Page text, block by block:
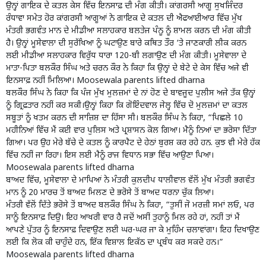
ਉਨ੍ਹਾਂ ਗਾਇਕ ਦੇ ਕਤਲ ਕੇਸ ਵਿੱਚ ਇਨਸਾਫ਼ ਦੀ ਮੰਗ ਕੀਤੀ। ਕਾਂਗਰਸੀ ਆਗੂ ਸੁਖਜਿੰਦਰ
ਰੰਧਾਵਾ ਸਮੇਤ ਹੋਰ ਕਾਂਗਰਸੀ ਆਗੂਆਂ ਨੇ ਗਾਇਕ ਦੇ ਕਤਲ ਦੀ ਐਫਆਈਆਰ ਵਿੱਚ ਮੁੱਖ
ਮੰਤਰੀ ਭਗਵੰਤ ਮਾਨ ਦੇ ਮੀਡੀਆ ਸਲਾਹਕਾਰ ਬਲਤੇਜ ਪੰਨੂ ਨੂੰ ਸ਼ਾਮਲ ਕਰਨ ਦੀ ਮੰਗ ਕੀਤੀ
ਹੈ। ਉਨ੍ਹਾਂ ਮੂਸੇਵਾਲਾ ਦੀ ਸੁਰੱਖਿਆ ਨੂੰ ਘਟਾਉਣ ਬਾਰੇ ਕਥਿਤ ਤੌਰ ‘ਤੇ ਜਾਣਕਾਰੀ ਲੀਕ ਕਰਨ
ਲਈ ਮੀਡੀਆ ਸਲਾਹਕਾਰ ਵਿਰੁੱਧ ਧਾਰਾ 120-ਬੀ ਲਗਾਉਣ ਦੀ ਮੰਗ ਕੀਤੀ। ਮੂਸੇਵਾਲਾ ਦੇ
ਮਾਤਾ-ਪਿਤਾ ਬਲਕੌਰ ਸਿੰਘ ਅਤੇ ਚਰਨ ਕੌਰ ਨੇ ਕਿਹਾ ਕਿ ਉਨ੍ਹਾਂ ਦੇ ਬੇਟੇ ਦੇ ਕੇਸ ਵਿੱਚ ਅਜੇ ਵੀ
ਇਨਸਾਫ਼ ਨਹੀਂ ਮਿਲਿਆ। Moosewala parents lifted dharna
ਬਲਕੌਰ ਸਿੰਘ ਨੇ ਕਿਹਾ ਕਿ ਪੰਜ ਮੁੱਖ ਮੁਲਜ਼ਮਾਂ ਦੇ ਨਾਂ ਹੋਣ ਦੇ ਬਾਵਜੂਦ ਪੁਲੀਸ ਅਜੇ ਤੱਕ ਉਨ੍ਹਾਂ
ਨੂੰ ਗ੍ਰਿਫ਼ਤਾਰ ਨਹੀਂ ਕਰ ਸਕੀ।ਉਨ੍ਹਾਂ ਕਿਹਾ ਕਿ ਗੋਇੰਦਵਾਲ ਜੇਲ੍ਹ ਵਿੱਚ ਦੋ ਮੁਲਜ਼ਮਾਂ ਦਾ ਕਤਲ
ਸਬੂਤਾਂ ਨੂੰ ਖਤਮ ਕਰਨ ਦੀ ਸਾਜ਼ਿਸ਼ ਦਾ ਹਿੱਸਾ ਸੀ। ਬਲਕੌਰ ਸਿੰਘ ਨੇ ਕਿਹਾ, “ਪਿਛਲੇ 10
ਮਹੀਨਿਆਂ ਵਿੱਚ ਮੈਂ ਕਈ ਵਾਰ ਪੁਲਿਸ ਅਤੇ ਪ੍ਰਸ਼ਾਸਨ ਕੋਲ ਗਿਆ। ਮੈਨੂੰ ਨਿਆਂ ਦਾ ਭਰੋਸਾ ਦਿੱਤਾ
ਗਿਆ। ਪਰ ਉਹ ਮੇਰੇ ਬੱਚੇ ਦੇ ਕਤਲ ਨੂੰ ਕਾਰਪੈਟ ਦੇ ਹੇਠਾਂ ਬੁਰਸ਼ ਕਰ ਰਹੇ ਹਨ. ਕੁਝ ਵੀ ਮੇਰੇ ਹੱਕ
ਵਿੱਚ ਨਹੀਂ ਜਾ ਰਿਹਾ। ਇਸ ਲਈ ਮੈਨੂੰ ਰਾਜ ਵਿਧਾਨ ਸਭਾ ਵਿੱਚ ਆਉਣਾ ਪਿਆ।
Moosewala parents lifted dharna
ਬਾਅਦ ਵਿੱਚ, ਮੂਸੇਵਾਲਾ ਦੇ ਮਾਪਿਆਂ ਨੇ ਮੰਤਰੀ ਕੁਲਦੀਪ ਧਾਲੀਵਾਲ ਵੱਲੋਂ ਮੁੱਖ ਮੰਤਰੀ ਭਗਵੰਤ
ਮਾਨ ਨੂੰ 20 ਮਾਰਚ ਤੋਂ ਬਾਅਦ ਮਿਲਣ ਦੇ ਭਰੋਸੇ ਤੋਂ ਬਾਅਦ ਧਰਨਾ ਚੁੱਕ ਲਿਆ।
ਮੰਤਰੀ ਵੱਲੋਂ ਦਿੱਤੇ ਭਰੋਸੇ ਤੋਂ ਬਾਅਦ ਬਲਕੌਰ ਸਿੰਘ ਨੇ ਕਿਹਾ, “ਤੁਸੀਂ ਜੋ ਮਰਜ਼ੀ ਸਮਾਂ ਲਓ, ਪਰ
ਸਾਨੂੰ ਇਨਸਾਫ਼ ਦਿਉ। ਇਹ ਆਖਰੀ ਵਾਰ ਹੈ ਜਦੋਂ ਅਸੀਂ ਤੁਹਾਨੂੰ ਮਿਲ ਰਹੇ ਹਾਂ, ਨਹੀਂ ਤਾਂ ਮੈਂ
ਆਪਣੇ ਪੁੱਤਰ ਨੂੰ ਇਨਸਾਫ਼ ਦਿਵਾਉਣ ਲਈ ਘਰ-ਘਰ ਜਾ ਕੇ ਮੁਹਿੰਮ ਚਲਾਵਾਂਗਾ। ਇਹ ਦਿਖਾਉਣ
ਲਈ ਕਿ ਲੋਕ ਕੀ ਚਾਹੁੰਦੇ ਹਨ, ਇੱਕ ਵਿਸ਼ਾਲ ਇਕੱਠ ਦਾ ਪ੍ਰਬੰਧ ਕਰ ਸਕਦੇ ਹਨ।”
Moosewala parents lifted dharna